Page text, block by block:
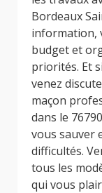
Bordeaux
information,
budget et
priorités. Et
venez
maçon
dans le
vous sauver
difficultés.
tous les
qui vous